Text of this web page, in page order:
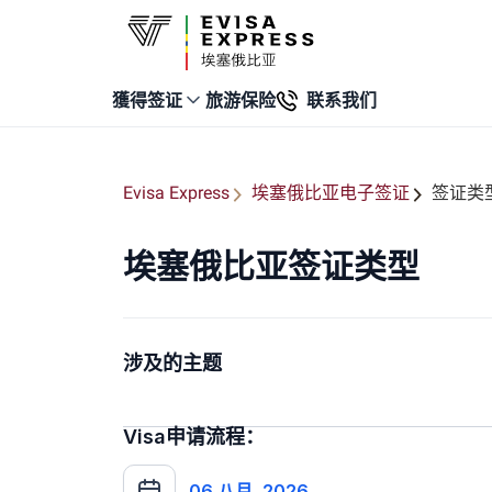
獲得签证 旅游保险 联系我们
Evisa Express 埃塞俄比亚电子签证 签证类
埃塞俄比亚签证类型
涉及的主题
Visa申请流程：